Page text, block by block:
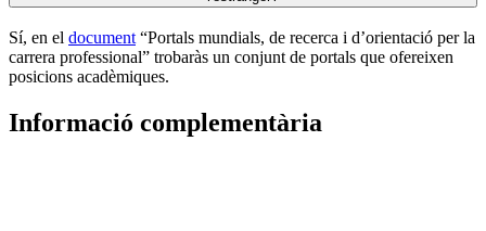
Sí, en el document“Portals mundials, de recerca i d’orientació per la
carrera professional” trobaràs un conjunt de portals que ofereixen
posicions acadèmiques.
Informació complementària